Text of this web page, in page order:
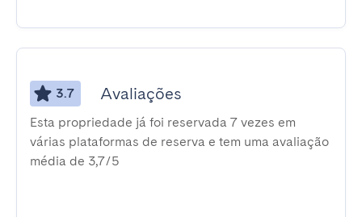
3.7 Avaliações
Esta propriedade já foi reservada 7 vezes em
várias plataformas de reserva e tem uma avaliação
média de 3,7/5